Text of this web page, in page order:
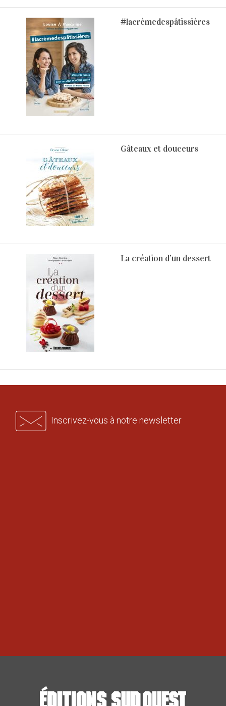
#lacrèmedespâtissières
Gâteaux et douceurs
La création d’un dessert
Inscrivez-vous à notre newsletter